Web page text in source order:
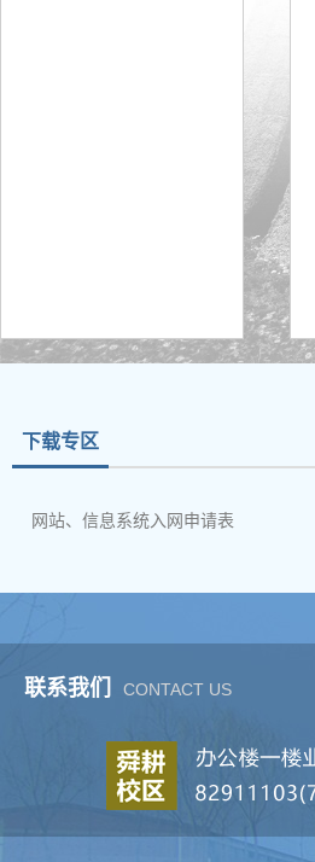
下载专区
网站、信息系统入网申请表
联系我们 CONTACT US